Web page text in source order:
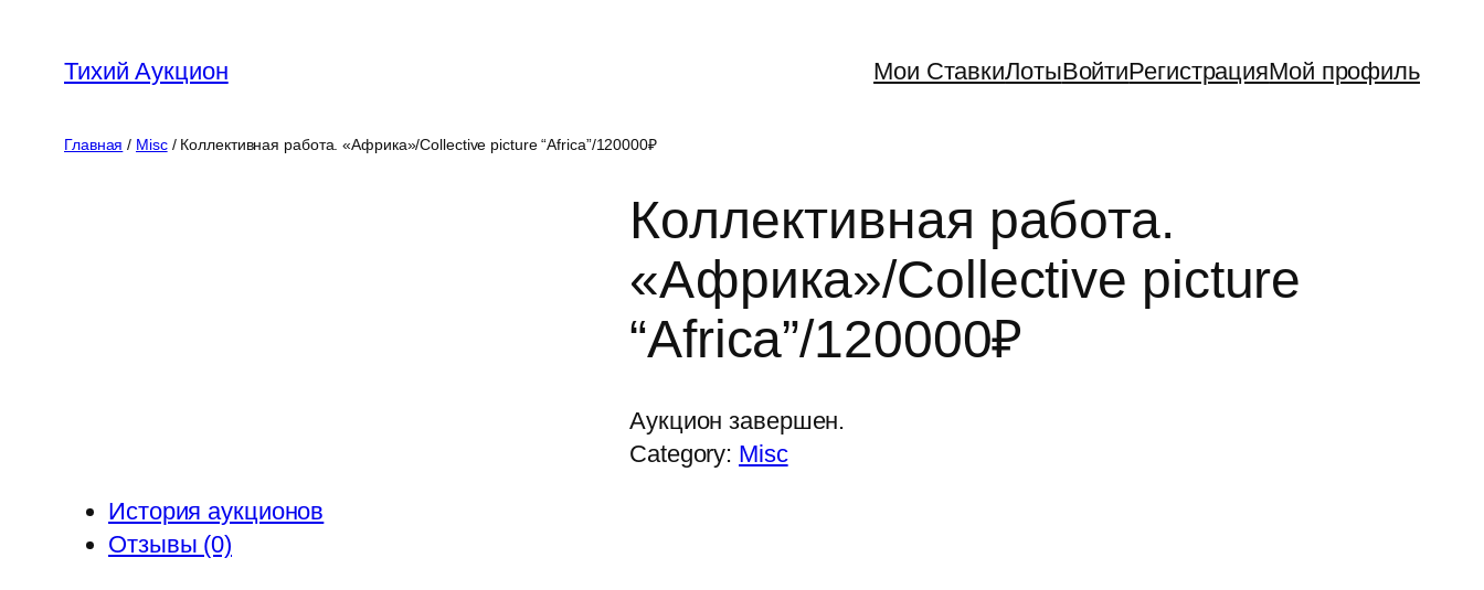
содержимому
Тихий Аукцион Мои СтавкиЛотыВойтиРегистрацияМой профиль
Главная / Misc/ Коллективная работа. «Африка»/Collective picture “Africa”/120000₽
Коллективная работа.
«Африка»/Collective picture
“Africa”/120000₽
Аукцион завершен.
Category: Misc
История аукционов
Отзывы (0)